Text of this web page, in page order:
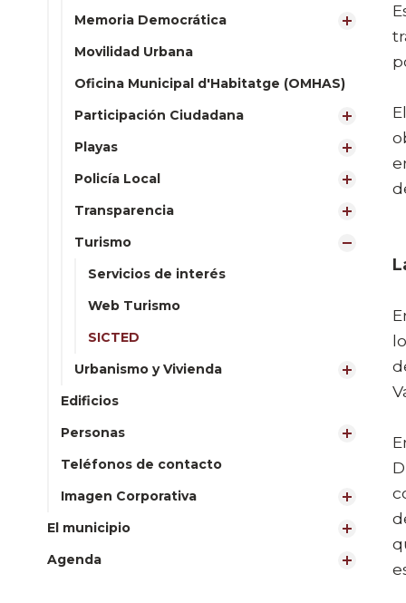
Memoria Democrática
Movilidad Urbana
Oficina Municipal d'Habitatge (OMHAS)
Participación Ciudadana
Playas
Policía Local
Transparencia
Turismo
Servicios de interés
Web Turismo
SICTED
Urbanismo y Vivienda
Edificios
Personas
Teléfonos de contacto
Imagen Corporativa
El municipio
Agenda